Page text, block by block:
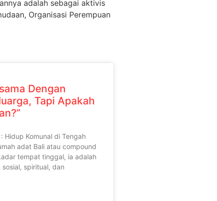
adalah sebagai aktivis
Organisasi Perempuan
Dengan
Tapi Apakah
Hidup Komunal di Tengah
adat Bali atau compound
tempat tinggal, ia adalah
spiritual, dan